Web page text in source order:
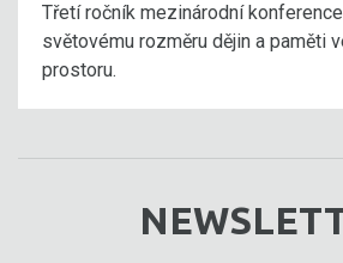
Třetí ročník mezinárodní
světovému rozměru dějin a paměti
prostoru.